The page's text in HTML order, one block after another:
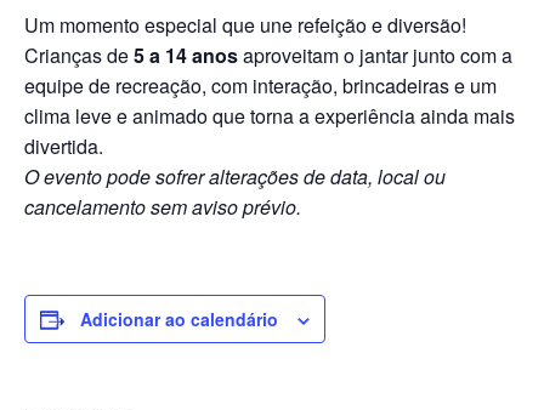
Um momento especial que une refeição e diversão!
Crianças de5 a 14 anosaproveitam o jantar junto com a
equipe de recreação, com interação, brincadeiras e um
clima leve e animado que torna a experiência ainda mais
divertida.
O evento pode sofrer alterações de data, local ou
cancelamento sem aviso prévio.
Adicionar ao calendário